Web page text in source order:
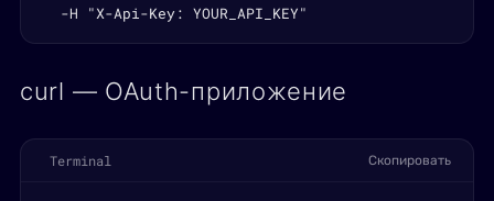
  -H "X-Api-Key: YOUR_API_KEY"
curl — OAuth-приложение
Terminal Скопировать